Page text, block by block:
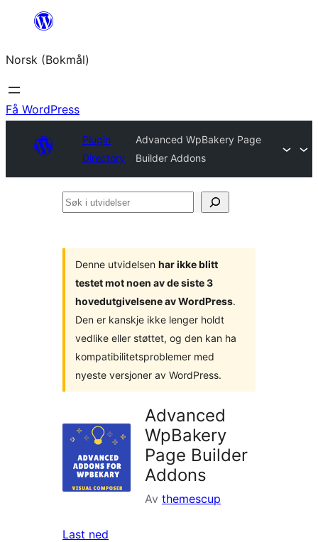
Hopp
innhold
Norsk (Bokmål)
Få WordPress
Plugin
Directory
Advanced WpBakery Page
Builder Addons
Søk
Denne utvidelsen har ikke blitt
testet mot noen av de siste 3
hovedutgivelsene av WordPress.
Den er kanskje ikke lenger holdt
vedlike eller støttet, og den kan ha
kompatibilitetsproblemer med
nyeste versjoner av WordPress.
Advanced
WpBakery
Page Builder
Addons
Av themescup
Last ned